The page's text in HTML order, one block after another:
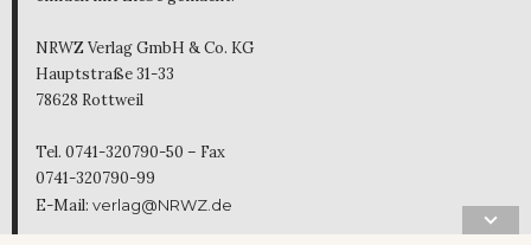
NRWZ Verlag GmbH & Co. KG
Hauptstraße 31-33
78628 Rottweil
Tel. 0741-320790-50 – Fax
0741-320790-99
E-Mail: verlag@NRWZ.de